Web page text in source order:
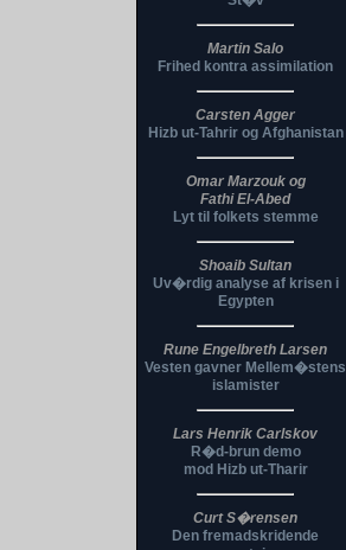
Martin Salo
Frihed kontra assimilation
Carsten Agger
Hizb ut-Tahrir og Afghanistan
Omar Marzouk og
Fathi El-Abed
Lyt til folkets stemme
Shoaib Sultan
Uv�rdig analyse af krisen i
Egypten
Rune Engelbreth Larsen
Vesten gavner Mellem�stens
islamister
Lars Henrik Carlskov
R�d-brun demo
mod Hizb ut-Tharir
Curt S�rensen
Den fremadskridende